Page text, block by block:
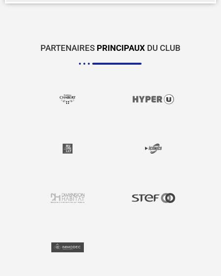
PARTENAIRES PRINCIPAUX DU CLUB